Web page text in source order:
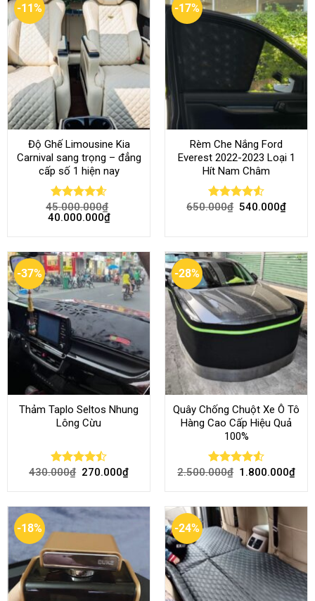
-11%
Độ Ghế Limousine Kia
Carnival sang trọng – đẳng
cấp số 1 hiện nay
Rated4.58
out of 5
45.000.000₫
40.000.000₫
-17%
Rèm Che Nắng Ford
Everest 2022-2023 Loại 1
Hít Nam Châm
Rated4.51
650.000₫ 540.000₫
-37%
Thảm Taplo Seltos Nhung
Lông Cừu
Rated
430.000₫ 270.000₫
-28%
Quây Chống Chuột Xe Ô Tô
Hàng Cao Cấp Hiệu Quả
100%
Rated 4.51
2.500.000₫ 1.800.000₫
-18% -24%